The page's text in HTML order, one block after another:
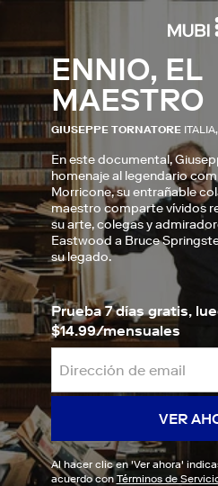
ENNIO, EL
MAESTRO
GIUSEPPE TORNATORE
En este documental,
homenaje al legendario
Morricone, su entrañable
maestro comparte vívidos
su arte, colegas y
Eastwood a Bruce
su legado.
Prueba 7 días gratis,
$14.99/mensuales
VER
Al hacer clic en 'Ver ahora'
acuerdo conTérminos de